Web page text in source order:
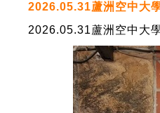
2026.05.31蘆洲空中大
2026.05.31蘆洲空中大